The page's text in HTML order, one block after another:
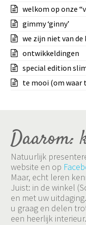
welkom op onze
gimmy ‘ginny’
we zijn niet van de
ontwikkeldingen
special edition
te mooi (om
Daarom:
Natuurlijk
website en op
Maar, echt leren
Juist: in de winkel
en met uw
u graag en delen
een heerlijk